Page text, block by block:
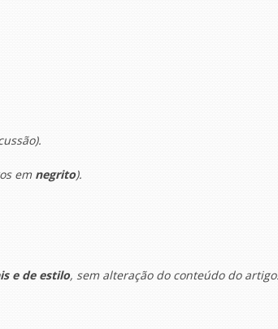
em negrito).
e de estilo, sem alteração do conteúdo do artigo.